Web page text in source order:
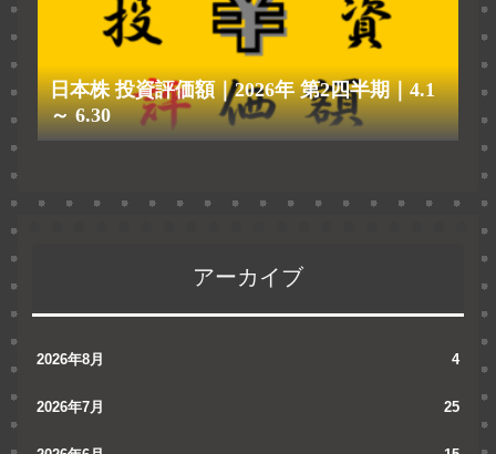
日本株 投資評価額｜2026年 第2四半期｜4.1
～ 6.30
アーカイブ
2026年8月 4
2026年7月 25